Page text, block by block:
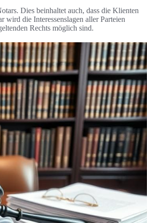
Dies beinhaltet auch, dass die Klienten
die Interessenslagen aller Parteien
Rechts möglich sind.